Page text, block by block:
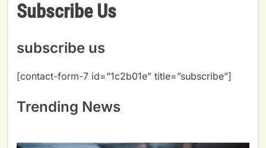
Subscribe Us
subscribe us
[contact-form-7 id=”1c2b01e” title=”subscribe”]
Trending News